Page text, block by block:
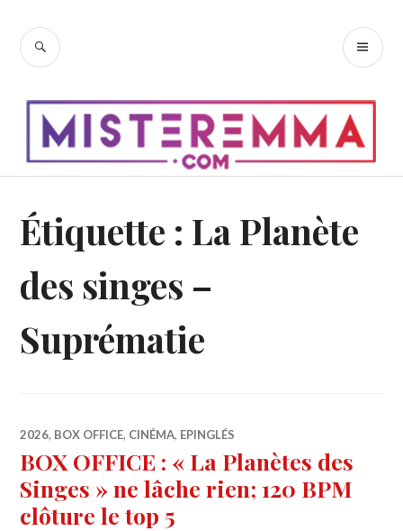
contenu
RECHERCHE
Étiquette : La Planète
des singes –
Suprématie
2026, BOX OFFICE, CINÉMA, EPINGLÉS
BOX OFFICE : « La Planètes des
Singes » ne lâche rien; 120 BPM
clôture le top 5